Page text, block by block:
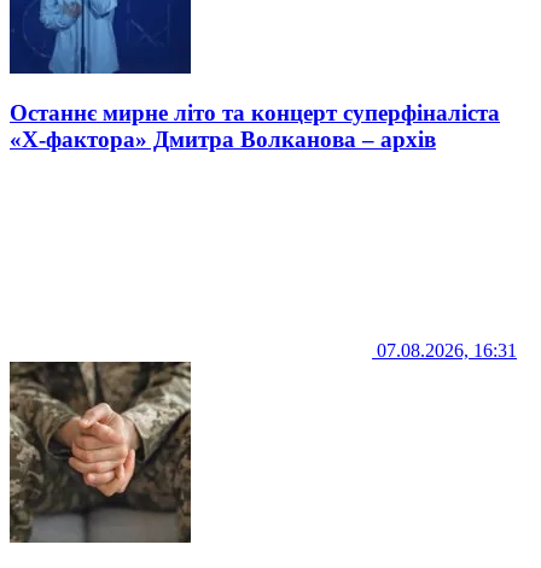
Останнє мирне літо та концерт суперфіналіста
«Х-фактора» Дмитра Волканова – архів
07.08.2026, 16:31